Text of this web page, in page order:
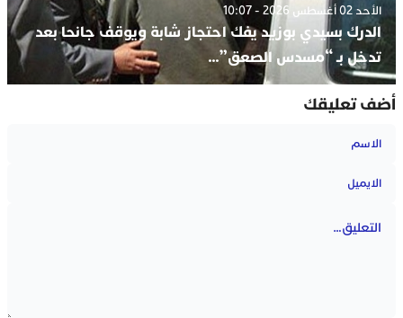
الأحد 02 أغسطس 2026 - 10:07
الدرك بسيدي بوزيد يفك احتجاز شابة ويوقف جانحا بعد
تدخل بـ “مسدس الصعق”…
أضف تعليقك